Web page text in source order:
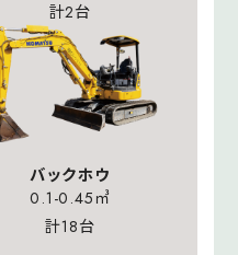
計2台
バックホウ
0.1-0.45㎥
計18台